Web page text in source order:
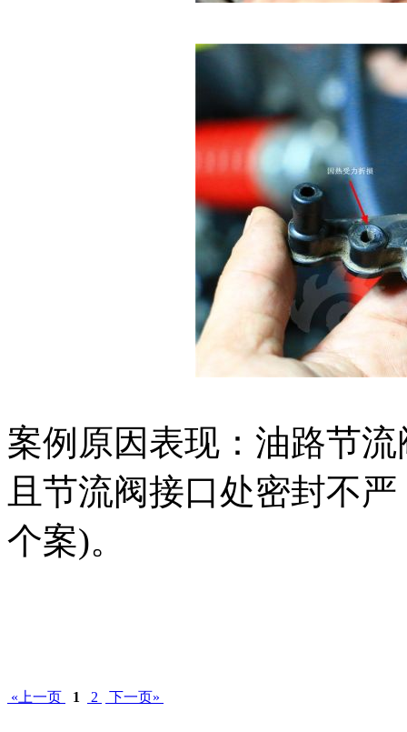
案例原因表现：油路节
且节流阀接口处密封不
个案)。
«上一页 1 2 下一页»